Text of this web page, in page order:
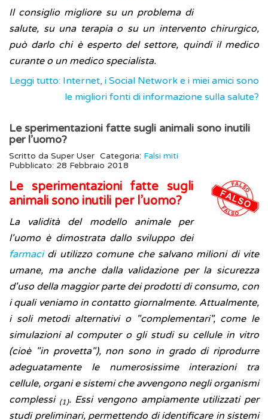
Il consiglio migliore su un problema di
salute, su una terapia o su un intervento chirurgico,
può darlo chi è esperto del settore, quindi il medico
curante o un medico specialista.
Leggi tutto: Internet, i Social Network e i miei amici sono
le migliori fonti di informazione sulla salute?
Le sperimentazioni fatte sugli animali sono inutili
per l’uomo?
Scritto da Super User Categoria: Falsi miti
Pubblicato: 28 Febbraio 2018
Le sperimentazioni fatte sugli
animali sono inutili per l’uomo?
La validità del modello animale per
l'uomo è dimostrata dallo sviluppo dei
farmacidi utilizzo comune che salvano milioni di vite
umane, ma anche dalla validazione per la sicurezza
d'uso della maggior parte dei prodotti di consumo, con
i quali veniamo in contatto giornalmente. Attualmente,
i soli metodi alternativi o "complementari", come le
simulazioni al computer o gli studi su cellule in vitro
(cioè "in provetta"), non sono in grado di riprodurre
adeguatamente le numerosissime interazioni tra
cellule, organi e sistemi che avvengono negli organismi
complessi (1). Essi vengono ampiamente utilizzati per
studi preliminari, permettendo di identificare in sistemi